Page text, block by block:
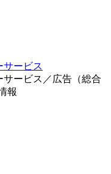
サービス
ービス／広告（総合
報